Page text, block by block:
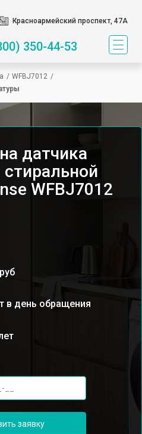
Красноармейский проспект, 47А
350-44-53
/ WFBJ7012 /
датчика
WFBJ7012
руб
в день обращения
заявку